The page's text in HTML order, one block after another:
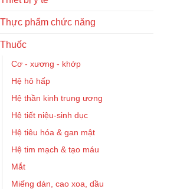
Thực phẩm chức năng
Thuốc
Cơ - xương - khớp
Hệ hô hấp
Hệ thần kinh trung ương
Hệ tiết niệu-sinh dục
Hệ tiêu hóa & gan mật
Hệ tim mạch & tạo máu
Mắt
Miếng dán, cao xoa, dầu